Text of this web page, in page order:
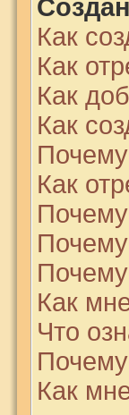
Как
Как
Как
Как
Как
Как
Что
Как